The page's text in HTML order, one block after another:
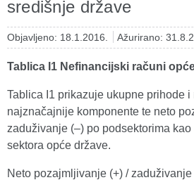
središnje države
Objavljeno: 18.1.2016. Ažurirano:
Tablica I1 Nefinancijski računi
Tablica I1 prikazuje ukupne prihode
najznačajnije komponente te neto
zaduživanje (–) po podsektorima
sektora opće države.
Neto pozajmljivanje (+) /